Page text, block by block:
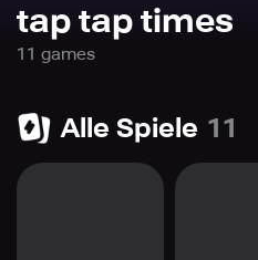
tap tap times
11 games
Alle Spiele 11